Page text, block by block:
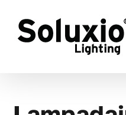
content